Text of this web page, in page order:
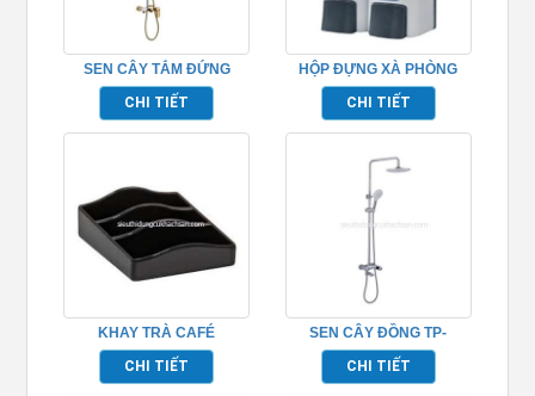
SEN CÂY TẮM ĐỨNG
BẰNG ĐỒNG MẠ VÀNG –
TP-652008
CHI TIẾT
HỘP ĐỰNG XÀ PHÒNG
TP695152
CHI TIẾT
KHAY TRÀ CAFÉ
TP695004
CHI TIẾT
SEN CÂY ĐỒNG TP-
652010
CHI TIẾT